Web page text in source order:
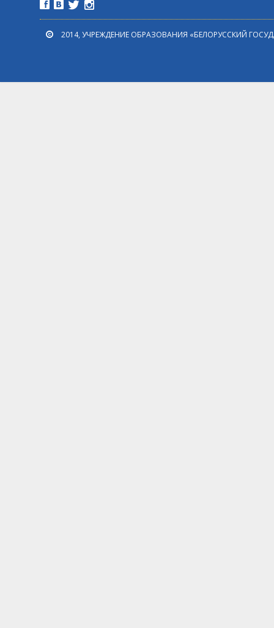
2014, УЧРЕЖДЕНИЕ ОБРАЗОВАНИЯ «БЕЛОРУССКИЙ